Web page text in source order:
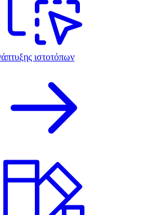
ιστοτόπων